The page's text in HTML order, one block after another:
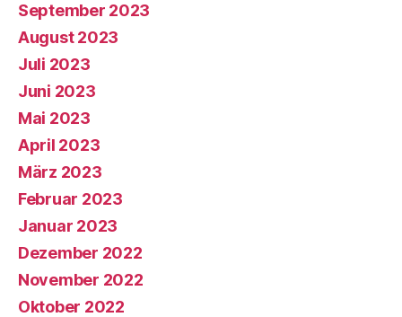
September 2023
August 2023
Juli 2023
Juni 2023
Mai 2023
April 2023
März 2023
Februar 2023
Januar 2023
Dezember 2022
November 2022
Oktober 2022